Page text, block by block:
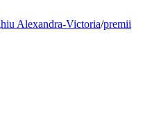
Alexandra-Victoria/premii